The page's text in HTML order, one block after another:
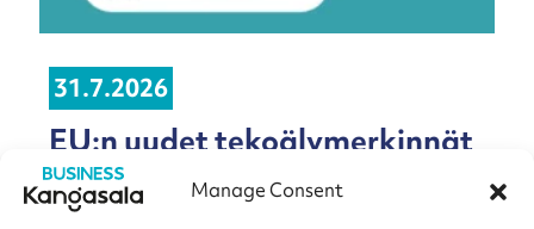
Manage Consent
31.7.2026
EU:n uudet tekoälymerkinnät
koskevat yrityksiä elokuusta
alkaen